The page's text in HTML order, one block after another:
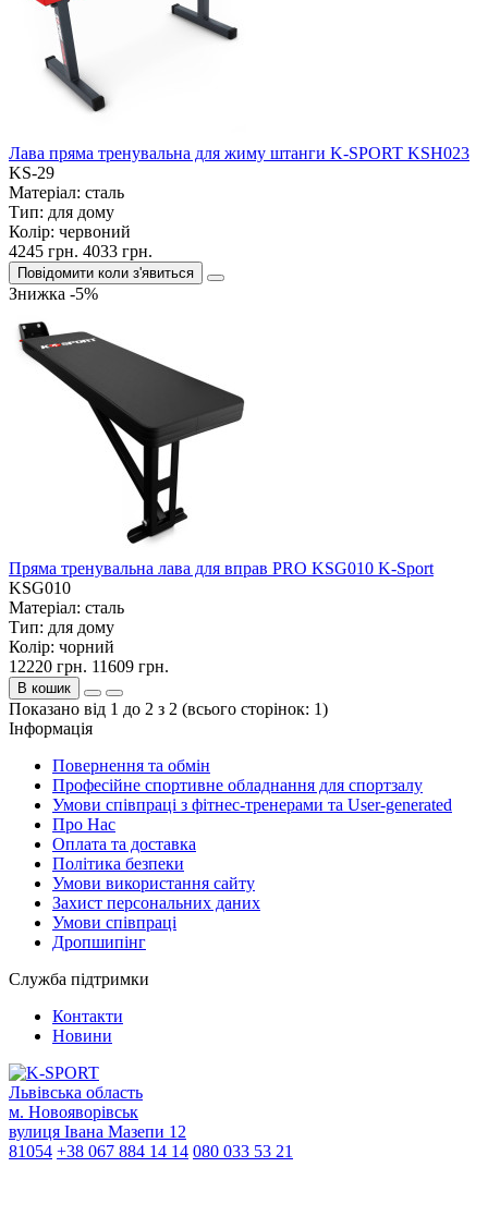
Лава пряма тренувальна для жиму штанги K-SPORT KSH023
KS-29
Матеріал: сталь
Тип: для дому
Колір: червоний
4245 грн. 4033 грн.
Повідомити коли з'явиться
Знижка -5%
Пряма тренувальна лава для вправ PRO KSG010 K-Sport
KSG010
Матеріал: сталь
Тип: для дому
Колір: чорний
12220 грн. 11609 грн.
В кошик
Показано від 1 до 2 з 2 (всього сторінок: 1)
Iнформація
Повернення та обмін
Професійне спортивне обладнання для спортзалу
Умови співпраці з фітнес-тренерами та User-generated
Про Нас
Оплата та доставка
Політика безпеки
Умови використання сайту
Захист персональних даних
Умови співпраці
Дропшипінг
Служба підтримки
Контакти
Новини
Львівська область
м. Новояворівськ
вулиця Івана Мазепи 12
81054 +38 067 884 14 14 080 033 53 21